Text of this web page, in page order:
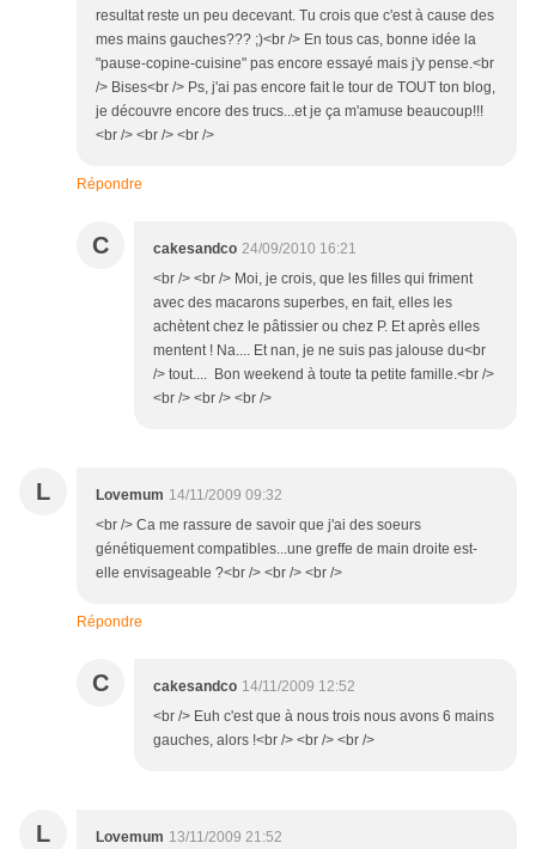
resultat reste un peu decevant. Tu crois que c'est à cause des
mes mains gauches??? ;)<br /> En tous cas, bonne idée la
"pause-copine-cuisine" pas encore essayé mais j'y pense.<br
/> Bises<br /> Ps, j'ai pas encore fait le tour de TOUT ton blog,
je découvre encore des trucs...et je ça m'amuse beaucoup!!!
<br /> <br /> <br />
Répondre
C cakesandco 24/09/2010 16:21
<br /> <br /> Moi, je crois, que les filles qui friment
avec des macarons superbes, en fait, elles les
achètent chez le pâtissier ou chez P. Et après elles
mentent ! Na.... Et nan, je ne suis pas jalouse du<br
/> tout.... Bon weekend à toute ta petite famille.<br />
<br /> <br /> <br />
L Lovemum 14/11/2009 09:32
<br /> Ca me rassure de savoir que j'ai des soeurs
génétiquement compatibles...une greffe de main droite est-
elle envisageable ?<br /> <br /> <br />
Répondre
C cakesandco 14/11/2009 12:52
<br /> Euh c'est que à nous trois nous avons 6 mains
gauches, alors !<br /> <br /> <br />
L Lovemum 13/11/2009 21:52